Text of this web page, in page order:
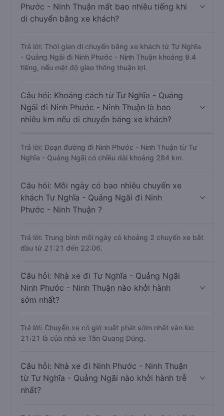
Phước - Ninh Thuận mất bao nhiêu tiếng khi
di chuyển bằng xe khách?
Trả lời: Thời gian di chuyển bằng xe khách từ Tư Nghĩa
- Quảng Ngãi đi Ninh Phước - Ninh Thuận khoảng 9.4
tiếng, nếu mật độ giao thông thuận lợi.
Câu hỏi: Khoảng cách từ Tư Nghĩa - Quảng
Ngãi đi Ninh Phước - Ninh Thuận là bao
nhiêu km nếu di chuyển bằng xe khách?
Trả lời: Đoạn đường đi Ninh Phước - Ninh Thuận từ Tư
Nghĩa - Quảng Ngãi có chiều dài khoảng 284 km.
Câu hỏi: Mỗi ngày có bao nhiêu chuyến xe
khách Tư Nghĩa - Quảng Ngãi đi Ninh
Phước - Ninh Thuận ?
Trả lời: Trung bình mỗi ngày có khoảng 2 chuyến xe bắt
đầu từ 21:21 đến 22:06.
Câu hỏi: Nhà xe đi Tư Nghĩa - Quảng Ngãi
Ninh Phước - Ninh Thuận nào khởi hành
sớm nhất?
Trả lời: Chuyến xe có giờ xuất phát sớm nhất vào lúc
21:21 là của nhà xe Tân Quang Dũng.
Câu hỏi: Nhà xe đi Ninh Phước - Ninh Thuận
từ Tư Nghĩa - Quảng Ngãi nào khởi hành trễ
nhất?